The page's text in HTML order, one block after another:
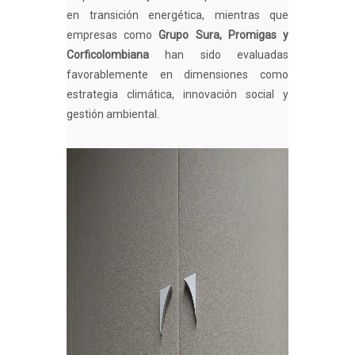
en transición energética, mientras que
empresas como Grupo Sura, Promigas y
Corficolombiana
han sido evaluadas
favorablemente en dimensiones como
estrategia climática, innovación social y
gestión ambiental.